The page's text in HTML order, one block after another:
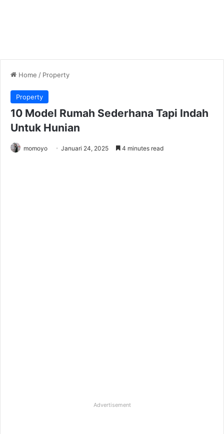
Home / Property
Property
10 Model Rumah Sederhana Tapi Indah
Untuk Hunian
momoyo Januari 24, 2025 4 minutes read
Advertisement